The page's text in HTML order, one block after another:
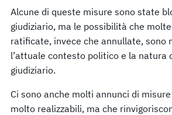
Alcune di queste misure sono state
giudiziario, ma le possibilità che
ratificate, invece che annullate, sono
l’attuale contesto politico e la natura
giudiziario.
Ci sono anche molti annunci di
molto realizzabili, ma che